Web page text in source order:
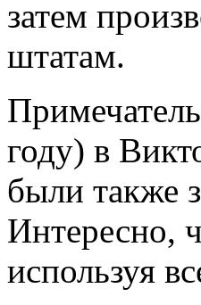
затем
штатам.
году) в
были также
Интересно,
используя